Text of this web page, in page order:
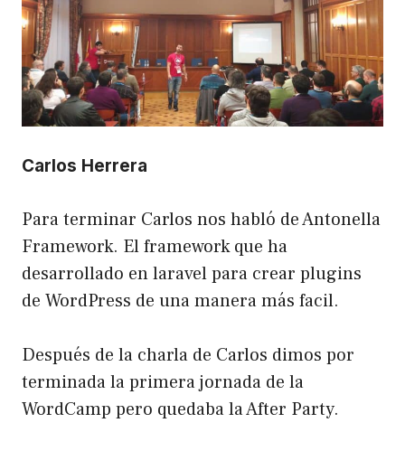
Carlos Herrera
Para terminar Carlos nos habló de Antonella
Framework. El framework que ha
desarrollado en laravel para crear plugins
de WordPress de una manera más facil.
Después de la charla de Carlos dimos por
terminada la primera jornada de la
WordCamp pero quedaba la After Party.